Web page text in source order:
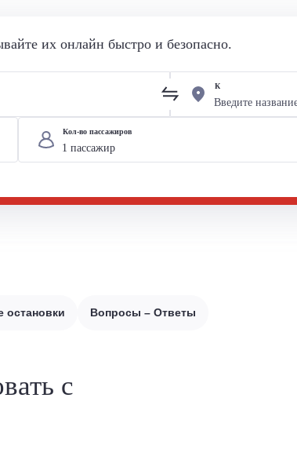
их онлайн быстро и безопасно.
К
Кол-во пассажиров
остановки Вопросы – Ответы
с